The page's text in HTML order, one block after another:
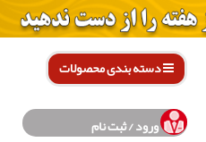
دسته بندی محصولات
ورود / ثبت نام